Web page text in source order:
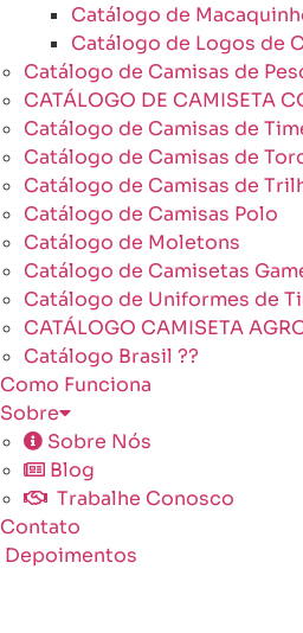
Catálogo de
Catálogo de Logos de
Catálogo de Camisas de
CATÁLOGO DE CAMISETA
Catálogo de Camisas de
Catálogo de Camisas de
Catálogo de Camisas de
Catálogo de Camisas Polo
Catálogo de Moletons
Catálogo de Camisetas
Catálogo de Uniformes de
CATÁLOGO CAMISETA
Catálogo Brasil ??
Como Funciona
Sobre
Sobre Nós
Blog
Trabalhe Conosco
Contato
Depoimentos